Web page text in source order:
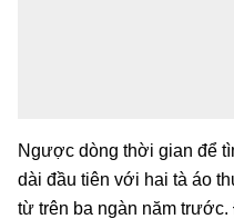
Ngược dòng thời gian để
dài đầu tiên với hai tà áo
từ trên ba ngàn năm